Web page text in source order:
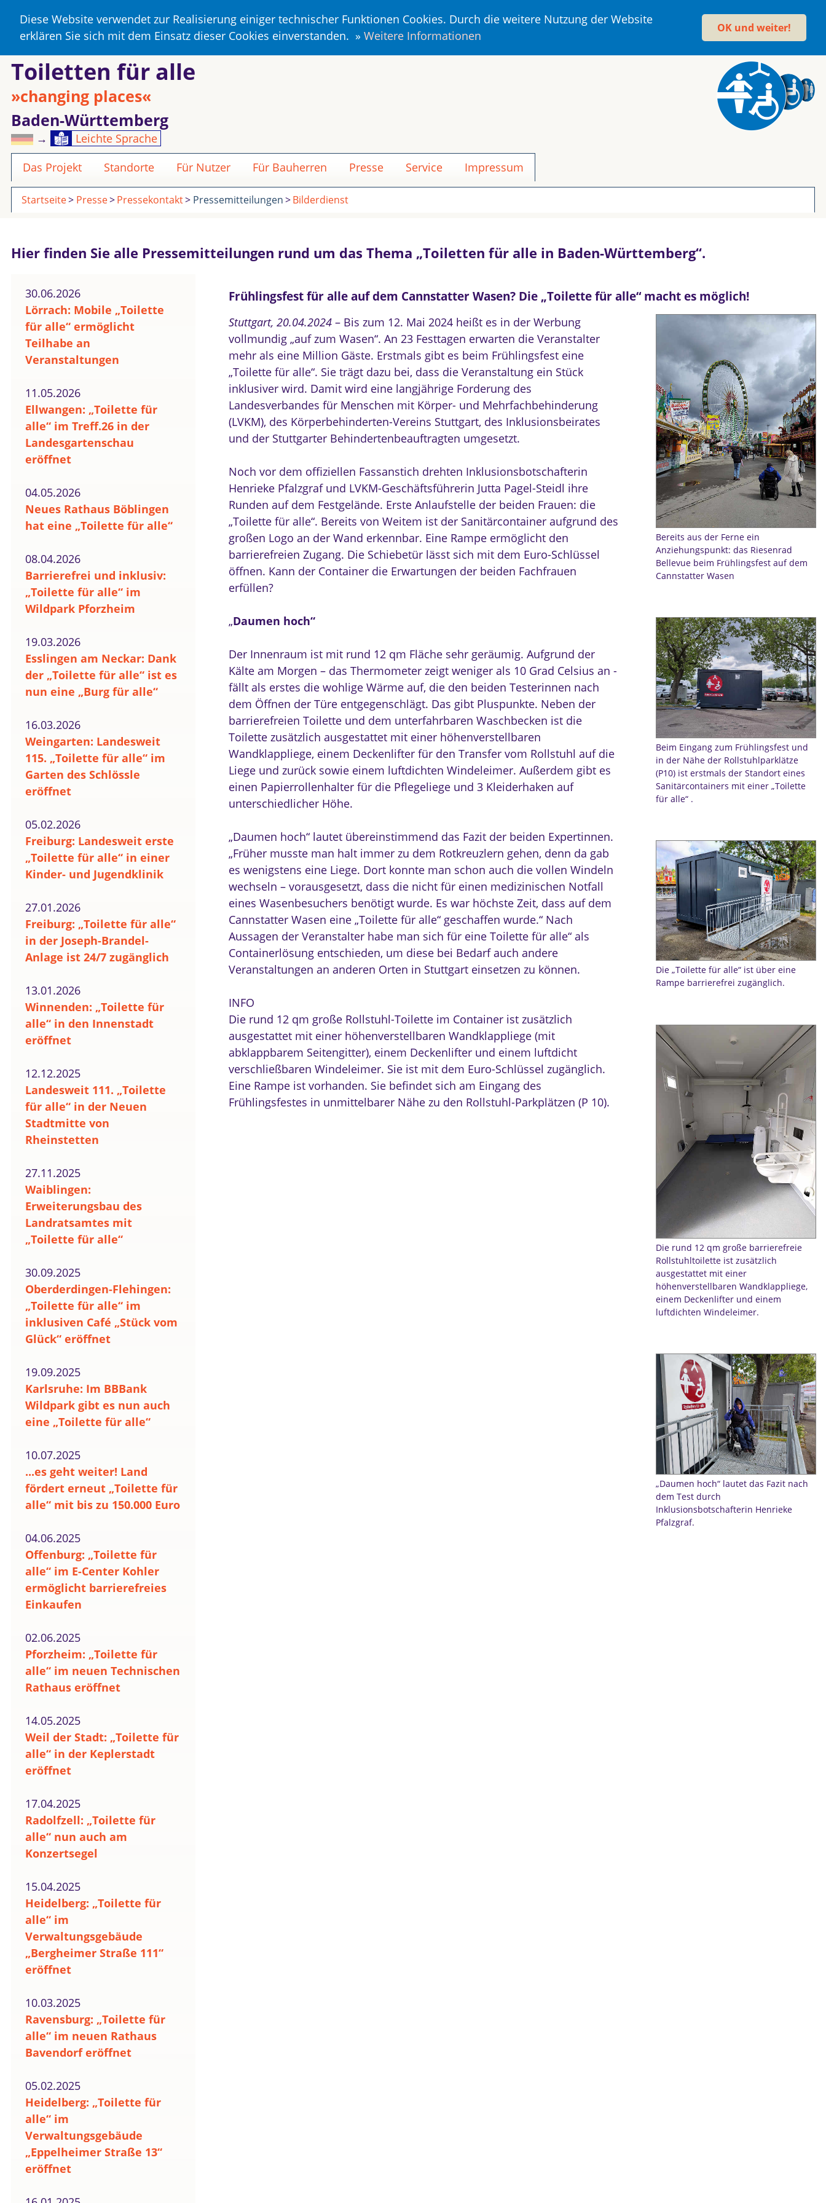
Diese Website verwendet zur Realisierung einiger technischer Funktionen Cookies. Durch die weitere Nutzung der Website
erklären Sie sich mit dem Einsatz dieser Cookies einverstanden. »Weitere Informationen
OK und weiter!
Toiletten für alle
»changing places«
Baden-Württemberg
→
Leichte Sprache
Das Projekt
Standorte Für Nutzer Für Bauherren Presse Service Impressum
Startseite Presse Pressekontakt Pressemitteilungen Bilderdienst
Hier finden Sie alle Pressemitteilungen rund um das Thema „Toiletten für alle in Baden-Württemberg“.
30.06.2026
Lörrach: Mobile „Toilette
für alle“ ermöglicht
Teilhabe an
Veranstaltungen
11.05.2026
Ellwangen: „Toilette für
alle“ im Treff.26 in der
Landesgartenschau
eröffnet
04.05.2026
Neues Rathaus Böblingen
hat eine „Toilette für alle“
08.04.2026
Barrierefrei und inklusiv:
„Toilette für alle“ im
Wildpark Pforzheim
19.03.2026
Esslingen am Neckar: Dank
der „Toilette für alle“ ist es
nun eine „Burg für alle“
16.03.2026
Weingarten: Landesweit
115. „Toilette für alle“ im
Garten des Schlössle
eröffnet
05.02.2026
Freiburg: Landesweit erste
„Toilette für alle“ in einer
Kinder- und Jugendklinik
27.01.2026
Freiburg: „Toilette für alle“
in der Joseph-Brandel-
Anlage ist 24/7 zugänglich
13.01.2026
Winnenden: „Toilette für
alle“ in den Innenstadt
eröffnet
12.12.2025
Landesweit 111. „Toilette
für alle“ in der Neuen
Stadtmitte von
Rheinstetten
27.11.2025
Waiblingen:
Erweiterungsbau des
Landratsamtes mit
„Toilette für alle“
30.09.2025
Oberderdingen-Flehingen:
„Toilette für alle“ im
inklusiven Café „Stück vom
Glück“ eröffnet
19.09.2025
Karlsruhe: Im BBBank
Wildpark gibt es nun auch
eine „Toilette für alle“
10.07.2025
...es geht weiter! Land
fördert erneut „Toilette für
alle“ mit bis zu 150.000 Euro
04.06.2025
Offenburg: „Toilette für
alle“ im E-Center Kohler
ermöglicht barrierefreies
Einkaufen
02.06.2025
Pforzheim: „Toilette für
alle“ im neuen Technischen
Rathaus eröffnet
14.05.2025
Weil der Stadt: „Toilette für
alle“ in der Keplerstadt
eröffnet
17.04.2025
Radolfzell: „Toilette für
alle“ nun auch am
Konzertsegel
15.04.2025
Heidelberg: „Toilette für
alle“ im
Verwaltungsgebäude
„Bergheimer Straße 111“
eröffnet
10.03.2025
Ravensburg: „Toilette für
alle“ im neuen Rathaus
Bavendorf eröffnet
05.02.2025
Heidelberg: „Toilette für
alle“ im
Verwaltungsgebäude
„Eppelheimer Straße 13“
eröffnet
Frühlingsfest für alle auf dem Cannstatter Wasen? Die „Toilette für alle“ macht es möglich!
Stuttgart, 20.04.2024 – Bis zum 12. Mai 2024 heißt es in der Werbung
vollmundig „auf zum Wasen“. An 23 Festtagen erwarten die Veranstalter
mehr als eine Million Gäste. Erstmals gibt es beim Frühlingsfest eine
„Toilette für alle“. Sie trägt dazu bei, dass die Veranstaltung ein Stück
inklusiver wird. Damit wird eine langjährige Forderung des
Landesverbandes für Menschen mit Körper- und Mehrfachbehinderung
(LVKM), des Körperbehinderten-Vereins Stuttgart, des Inklusionsbeirates
und der Stuttgarter Behindertenbeauftragten umgesetzt.
Noch vor dem offiziellen Fassanstich drehten Inklusionsbotschafterin
Henrieke Pfalzgraf und LVKM-Geschäftsführerin Jutta Pagel-Steidl ihre
Runden auf dem Festgelände. Erste Anlaufstelle der beiden Frauen: die
„Toilette für alle“. Bereits von Weitem ist der Sanitärcontainer aufgrund des
großen Logo an der Wand erkennbar. Eine Rampe ermöglicht den
barrierefreien Zugang. Die Schiebetür lässt sich mit dem Euro-Schlüssel
öffnen. Kann der Container die Erwartungen der beiden Fachfrauen
erfüllen?
„Daumen hoch“
Der Innenraum ist mit rund 12 qm Fläche sehr geräumig. Aufgrund der
Kälte am Morgen – das Thermometer zeigt weniger als 10 Grad Celsius an -
fällt als erstes die wohlige Wärme auf, die den beiden Testerinnen nach
dem Öffnen der Türe entgegenschlägt. Das gibt Pluspunkte. Neben der
barrierefreien Toilette und dem unterfahrbaren Waschbecken ist die
Toilette zusätzlich ausgestattet mit einer höhenverstellbaren
Wandklappliege, einem Deckenlifter für den Transfer vom Rollstuhl auf die
Liege und zurück sowie einem luftdichten Windeleimer. Außerdem gibt es
einen Papierrollenhalter für die Pflegeliege und 3 Kleiderhaken auf
unterschiedlicher Höhe.
„Daumen hoch“ lautet übereinstimmend das Fazit der beiden Expertinnen.
„Früher musste man halt immer zu dem Rotkreuzlern gehen, denn da gab
es wenigstens eine Liege. Dort konnte man schon auch die vollen Windeln
wechseln – vorausgesetzt, dass die nicht für einen medizinischen Notfall
eines Wasenbesuchers benötigt wurde. Es war höchste Zeit, dass auf dem
Cannstatter Wasen eine „Toilette für alle“ geschaffen wurde.“ Nach
Aussagen der Veranstalter habe man sich für eine Toilette für alle“ als
Containerlösung entschieden, um diese bei Bedarf auch andere
Veranstaltungen an anderen Orten in Stuttgart einsetzen zu können.
INFO
Die rund 12 qm große Rollstuhl-Toilette im Container ist zusätzlich
ausgestattet mit einer höhenverstellbaren Wandklappliege (mit
abklappbarem Seitengitter), einem Deckenlifter und einem luftdicht
verschließbaren Windeleimer. Sie ist mit dem Euro-Schlüssel zugänglich.
Eine Rampe ist vorhanden. Sie befindet sich am Eingang des
Frühlingsfestes in unmittelbarer Nähe zu den Rollstuhl-Parkplätzen (P 10).
Bereits aus der Ferne ein
Anziehungspunkt: das Riesenrad
Bellevue beim Frühlingsfest auf dem
Cannstatter Wasen
Beim Eingang zum Frühlingsfest und
in der Nähe der Rollstuhlparklätze
(P10) ist erstmals der Standort eines
Sanitärcontainers mit einer „Toilette
für alle“ .
Die „Toilette für alle“ ist über eine
Rampe barrierefrei zugänglich.
Die rund 12 qm große barrierefreie
Rollstuhltoilette ist zusätzlich
ausgestattet mit einer
höhenverstellbaren Wandklappliege,
einem Deckenlifter und einem
luftdichten Windeleimer.
„Daumen hoch“ lautet das Fazit nach
dem Test durch
Inklusionsbotschafterin Henrieke
Pfalzgraf.